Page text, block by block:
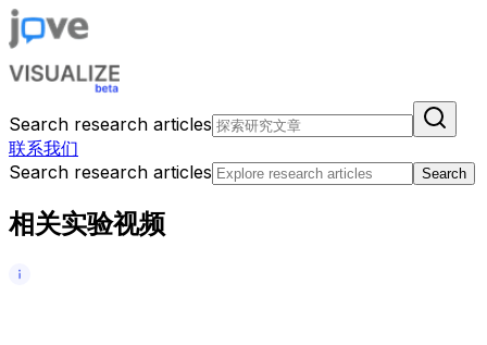
Search research articles
联系我们
Search research articles
Search
相关实验视频